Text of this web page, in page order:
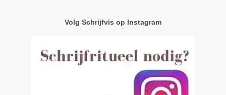
Volg Schrijfvis op Instagram